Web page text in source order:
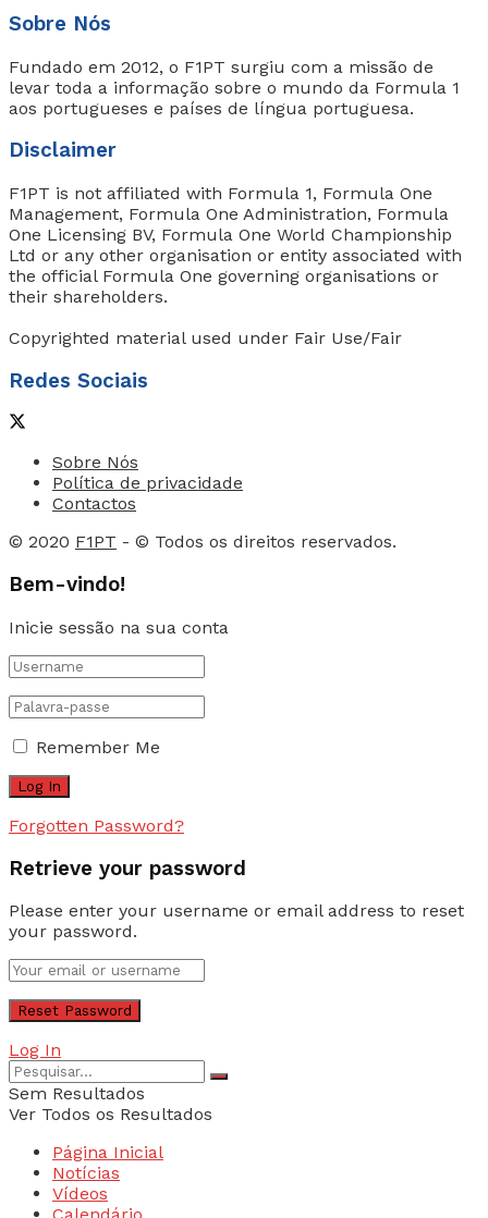
Sobre Nós
Fundado em 2012, o F1PT surgiu com a missão de
levar toda a informação sobre o mundo da Formula 1
aos portugueses e países de língua portuguesa.
Disclaimer
F1PT is not affiliated with Formula 1, Formula One
Management, Formula One Administration, Formula
One Licensing BV, Formula One World Championship
Ltd or any other organisation or entity associated with
the official Formula One governing organisations or
their shareholders.
Copyrighted material used under Fair Use/Fair
Redes Sociais
Sobre Nós
Política de privacidade
Contactos
© 2020 F1PT - © Todos os direitos reservados.
Bem-vindo!
Inicie sessão na sua conta
Remember Me
Forgotten Password?
Retrieve your password
Please enter your username or email address to reset
your password.
Log In
Sem Resultados
Ver Todos os Resultados
Página Inicial
Notícias
Vídeos